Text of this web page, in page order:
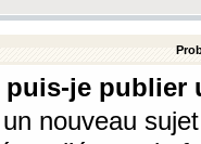
puis-je
nouveau